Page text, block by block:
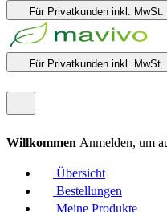
Für Privatkunden inkl. MwSt.
Für Privatkunden inkl. MwSt.
Willkommen Anmelden, um
Übersicht
Bestellungen
Meine Produkte